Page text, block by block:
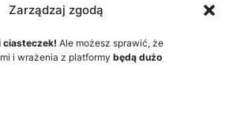
Zarządzaj zgodą
ciasteczek! Ale możesz sprawić, że
i wrażenia z platformy będą dużo